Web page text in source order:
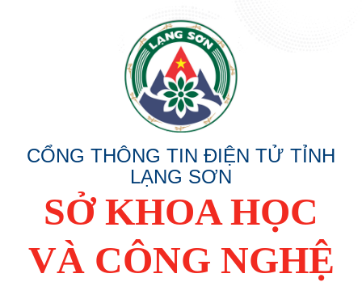
CỔNG THÔNG TIN ĐIỆN TỬ TỈNH
LẠNG SƠN
SỞ KHOA HỌC
VÀ CÔNG NGHỆ